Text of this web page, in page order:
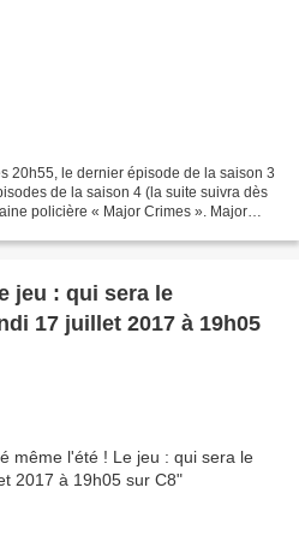
20h55, le dernier épisode de la saison 3
de la saison 4 (la suite suivra dès
policière « Major Crimes ». Major
jeu : qui sera le
17 juillet 2017 à 19h05